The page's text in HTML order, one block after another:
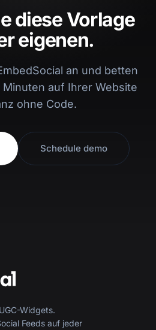
diese Vorlage
eigenen.
an und betten
auf Ihrer Website
ohne Code.
Schedule demo
Widgets.
Feeds auf jeder